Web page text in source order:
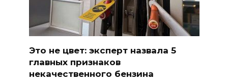
Это не цвет: эксперт назвала 5
главных признаков
некачественного бензина